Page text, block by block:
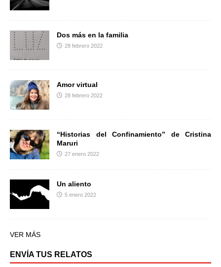
Dos más en la familia
28 febrero 2022
Amor virtual
28 febrero 2022
“Historias del Confinamiento” de Cristina
Maruri
27 enero 2022
Un aliento
5 enero 2022
VER MÁS
ENVÍA TUS RELATOS